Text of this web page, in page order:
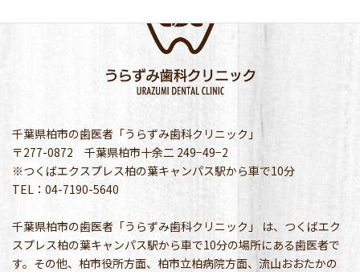
千葉県柏市の歯医者「うらずみ歯科クリニック」
〒277-0872 千葉県柏市十余二 249−49−2
※つくばエクスプレス柏の葉キャンパス駅から車で10分
TEL：04-7190-5640
千葉県柏市の歯医者「うらずみ歯科クリニック」 は、つくばエク
スプレス柏の葉キャンパス駅から車で10分の場所にある歯医者で
す。その他、柏市役所方面、柏市立柏病院方面、流山おおたかの